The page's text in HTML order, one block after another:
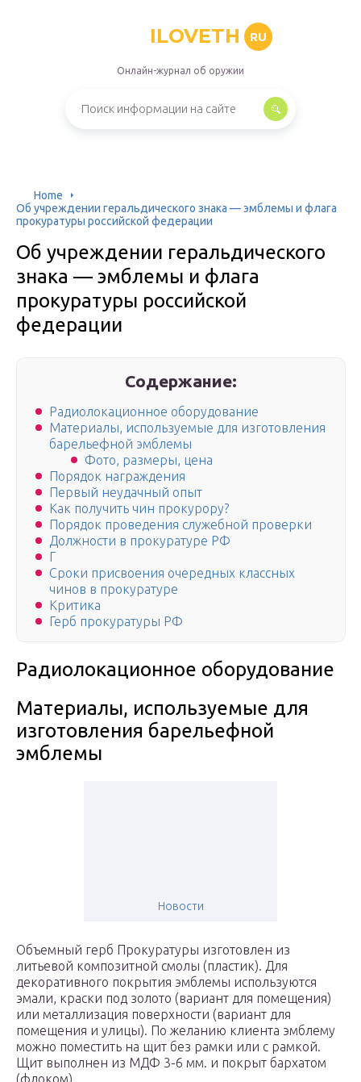
ILOVETH RU
Онлайн-журнал об оружии
Home
Об учреждении геральдического знака — эмблемы и флага
прокуратуры российской федерации
Об учреждении геральдического
знака — эмблемы и флага
прокуратуры российской
федерации
Содержание:
Радиолокационное оборудование
Материалы, используемые для изготовления
барельефной эмблемы
Фото, размеры, цена
Порядок награждения
Первый неудачный опыт
Как получить чин прокурору?
Порядок проведения служебной проверки
Должности в прокуратуре РФ
Г
Сроки присвоения очередных классных
чинов в прокуратуре
Критика
Герб прокуратуры РФ
Радиолокационное оборудование
Материалы, используемые для
изготовления барельефной
эмблемы
Новости
Объемный герб Прокуратуры изготовлен из
литьевой композитной смолы (пластик). Для
декоративного покрытия эмблемы используются
эмали, краски под золото (вариант для помещения)
или металлизация поверхности (вариант для
помещения и улицы). По желанию клиента эмблему
можно поместить на щит без рамки или с рамкой.
Щит выполнен из МДФ 3-6 мм. и покрыт бархатом
(флоком).